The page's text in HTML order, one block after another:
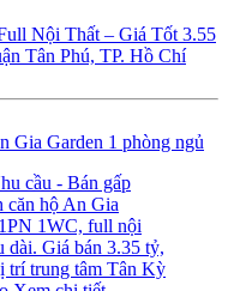
Nội Thất – Giá Tốt 3.55
Tân Phú, TP. Hồ Chí
cầu - Bán gấp
căn hộ An Gia
1WC, full nội
dài. Giá bán 3.35 tỷ,
trí trung tâm Tân Kỳ